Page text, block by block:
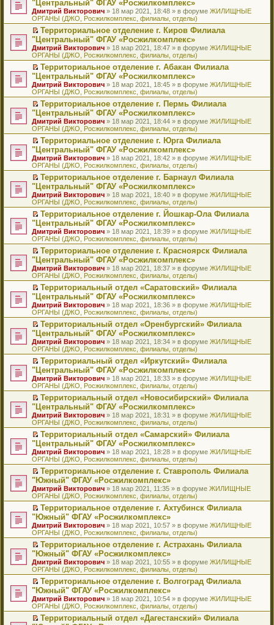
и
ю
щ
е
н
и
ю
у
с
о
о
б
щ
е
н
и
ю
н
н
о
м
с
о
о
б
щ
е
н
и
ю
и
т
а
н
н
о
м
у
с
о
о
б
щ
е
н
и
ю
е
п
р
о
ч
и
т
а
н
н
о
м
у
с
о
о
б
щ
е
н
и
ю
в
о
м
у
н
е
п
р
о
ч
и
т
а
н
н
о
м
у
с
о
о
б
щ
е
н
и
ю
и
к
п
е
р
в
о
м
у
н
е
п
р
о
ч
и
т
а
н
н
о
м
у
с
о
о
б
щ
е
н
и
ю
е
р
е
й
т
и
к
п
е
р
в
о
м
у
н
е
п
р
о
ч
и
т
а
н
н
о
м
у
с
о
о
б
щ
е
н
и
ю
"Центральный" ФГАУ «Росжилкомплекс»
Дмитрий Викторович » 18 мар 2021, 18:48 » в форуме ЖИЛИЩНЫЕ
ОРГАНЫ (ДЖО, Росжилкомплекс, филиалы, отделы)
П
е
р
е
й
т
и
к
п
е
р
в
о
м
у
н
е
п
р
о
ч
и
т
а
н
н
о
м
у
с
о
о
б
щ
е
н
и
ю
Территориальное отделение г. Киров Филиала
"Центральный" ФГАУ «Росжилкомплекс»
Дмитрий Викторович » 18 мар 2021, 18:47 » в форуме ЖИЛИЩНЫЕ
ОРГАНЫ (ДЖО, Росжилкомплекс, филиалы, отделы)
П
е
р
е
й
т
и
к
п
е
р
в
о
м
у
н
е
п
р
о
ч
и
т
а
н
н
о
м
у
с
о
о
б
щ
е
н
и
ю
Территориальное отделение г. Абакан Филиала
"Центральный" ФГАУ «Росжилкомплекс»
Дмитрий Викторович » 18 мар 2021, 18:45 » в форуме ЖИЛИЩНЫЕ
ОРГАНЫ (ДЖО, Росжилкомплекс, филиалы, отделы)
П
е
р
е
й
т
и
к
п
е
р
в
о
м
у
н
е
п
р
о
ч
и
т
а
н
н
о
м
у
с
о
о
б
щ
е
н
и
ю
Территориальное отделение г. Пермь Филиала
"Центральный" ФГАУ «Росжилкомплекс»
Дмитрий Викторович » 18 мар 2021, 18:44 » в форуме ЖИЛИЩНЫЕ
ОРГАНЫ (ДЖО, Росжилкомплекс, филиалы, отделы)
П
е
р
е
й
т
и
к
п
е
р
в
о
м
у
н
е
п
р
о
ч
и
т
а
н
н
о
м
у
с
о
о
б
щ
е
н
и
ю
Территориальное отделение г. Юрга Филиала
"Центральный" ФГАУ «Росжилкомплекс»
Дмитрий Викторович » 18 мар 2021, 18:42 » в форуме ЖИЛИЩНЫЕ
ОРГАНЫ (ДЖО, Росжилкомплекс, филиалы, отделы)
П
е
р
е
й
т
и
к
п
е
р
в
о
м
у
н
е
п
р
о
ч
и
т
а
н
н
о
м
у
с
о
о
б
щ
е
н
и
ю
Территориальное отделение г. Барнаул Филиала
"Центральный" ФГАУ «Росжилкомплекс»
Дмитрий Викторович » 18 мар 2021, 18:40 » в форуме ЖИЛИЩНЫЕ
ОРГАНЫ (ДЖО, Росжилкомплекс, филиалы, отделы)
П
е
р
е
й
т
и
к
п
е
р
в
о
м
у
н
е
п
р
о
ч
и
т
а
н
н
о
м
у
с
о
о
б
щ
е
н
и
ю
Территориальное отделение г. Йошкар-Ола Филиала
"Центральный" ФГАУ «Росжилкомплекс»
Дмитрий Викторович » 18 мар 2021, 18:39 » в форуме ЖИЛИЩНЫЕ
ОРГАНЫ (ДЖО, Росжилкомплекс, филиалы, отделы)
П
е
р
е
й
т
и
к
п
е
р
в
о
м
у
н
е
п
р
о
ч
и
т
а
н
н
о
м
у
с
о
о
б
щ
е
н
и
ю
Территориальное отделение г. Красноярск Филиала
"Центральный" ФГАУ «Росжилкомплекс»
Дмитрий Викторович » 18 мар 2021, 18:37 » в форуме ЖИЛИЩНЫЕ
ОРГАНЫ (ДЖО, Росжилкомплекс, филиалы, отделы)
П
е
р
е
й
т
и
к
п
е
р
в
о
м
у
н
е
п
р
о
ч
и
т
а
н
н
о
м
у
с
о
о
б
щ
е
н
и
ю
Территориальный отдел «Саратовский» Филиала
"Центральный" ФГАУ «Росжилкомплекс»
Дмитрий Викторович » 18 мар 2021, 18:36 » в форуме ЖИЛИЩНЫЕ
ОРГАНЫ (ДЖО, Росжилкомплекс, филиалы, отделы)
П
е
р
е
й
т
и
к
п
е
р
в
о
м
у
н
е
п
р
о
ч
и
т
а
н
н
о
м
у
с
о
о
б
щ
е
н
и
ю
Территориальный отдел «Оренбургский» Филиала
"Центральный" ФГАУ «Росжилкомплекс»
Дмитрий Викторович » 18 мар 2021, 18:34 » в форуме ЖИЛИЩНЫЕ
ОРГАНЫ (ДЖО, Росжилкомплекс, филиалы, отделы)
П
е
р
е
й
т
и
к
п
е
р
в
о
м
у
н
е
п
р
о
ч
и
т
а
н
н
о
м
у
с
о
о
б
щ
е
Территориальный отдел «Иркутский» Филиала
"Центральный" ФГАУ «Росжилкомплекс»
Дмитрий Викторович » 18 мар 2021, 18:33 » в форуме ЖИЛИЩНЫЕ
ОРГАНЫ (ДЖО, Росжилкомплекс, филиалы, отделы)
П
е
р
е
й
т
и
к
п
е
р
в
о
м
у
н
е
п
р
о
ч
и
т
а
н
н
о
м
у
с
Территориальный отдел «Новосибирский» Филиала
"Центральный" ФГАУ «Росжилкомплекс»
Дмитрий Викторович » 18 мар 2021, 18:31 » в форуме ЖИЛИЩНЫЕ
ОРГАНЫ (ДЖО, Росжилкомплекс, филиалы, отделы)
П
е
р
е
й
т
и
к
п
е
р
в
о
м
у
н
е
п
р
о
ч
и
т
а
н
Территориальный отдел «Самарский» Филиала
"Центральный" ФГАУ «Росжилкомплекс»
Дмитрий Викторович » 18 мар 2021, 18:28 » в форуме ЖИЛИЩНЫЕ
ОРГАНЫ (ДЖО, Росжилкомплекс, филиалы, отделы)
П
е
р
е
й
т
и
к
п
е
р
в
о
м
у
н
е
п
р
о
Территориальное отделение г. Ставрополь Филиала
"Южный" ФГАУ «Росжилкомплекс»
Дмитрий Викторович » 18 мар 2021, 11:35 » в форуме ЖИЛИЩНЫЕ
ОРГАНЫ (ДЖО, Росжилкомплекс, филиалы, отделы)
П
е
р
е
й
т
и
к
п
е
р
в
о
м
у
Территориальное отделение г. Ахтубинск Филиала
"Южный" ФГАУ «Росжилкомплекс»
Дмитрий Викторович » 18 мар 2021, 10:57 » в форуме ЖИЛИЩНЫЕ
ОРГАНЫ (ДЖО, Росжилкомплекс, филиалы, отделы)
П
е
р
е
й
т
и
к
п
е
Территориальное отделение г. Астрахань Филиала
"Южный" ФГАУ «Росжилкомплекс»
Дмитрий Викторович » 18 мар 2021, 10:55 » в форуме ЖИЛИЩНЫЕ
ОРГАНЫ (ДЖО, Росжилкомплекс, филиалы, отделы)
П
е
р
е
й
Территориальное отделение г. Волгоград Филиала
"Южный" ФГАУ «Росжилкомплекс»
Дмитрий Викторович » 18 мар 2021, 10:54 » в форуме ЖИЛИЩНЫЕ
ОРГАНЫ (ДЖО, Росжилкомплекс, филиалы, отделы)
Территориальный отдел «Дагестанский» Филиала